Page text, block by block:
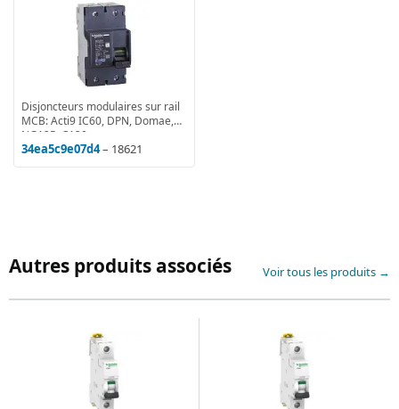
Disjoncteurs modulaires sur rail
MCB: Acti9 IC60, DPN, Domae,
NG125, C120
34ea5c9e07d4– 18621
Autres produits associés Voir tous les produits →